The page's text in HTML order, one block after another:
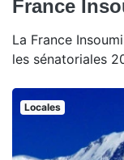
France
La France
les sénatoriales
Locales